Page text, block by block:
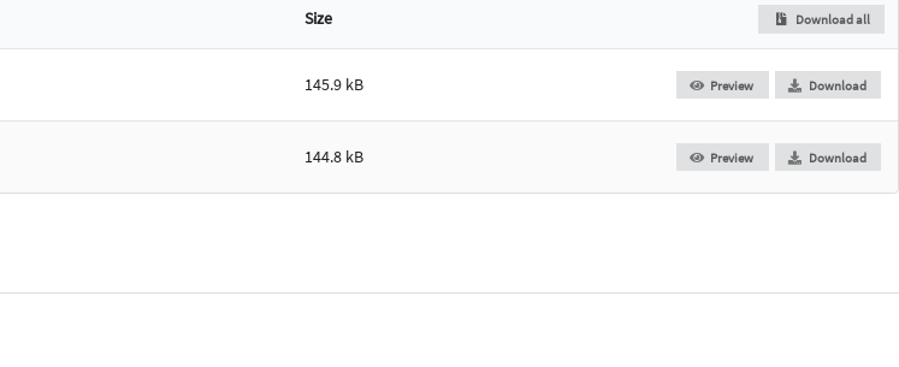
Size Download all
145.9 kB Preview Download
144.8 kB Preview Download